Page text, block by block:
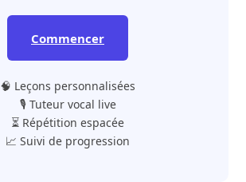
Commencer
🧠 Leçons personnalisées
🎙️ Tuteur vocal live
⏳ Répétition espacée
📈 Suivi de progression